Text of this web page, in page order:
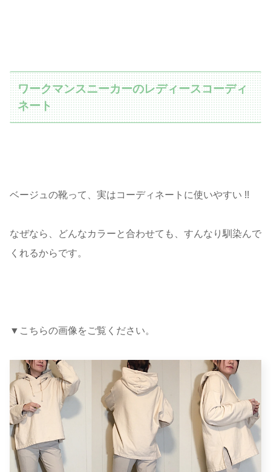
ワークマンスニーカーのレディースコーディ
ネート
ベージュの靴って、実はコーディネートに使いやすい !!
なぜなら、どんなカラーと合わせても、すんなり馴染んで
くれるからです。
▼こちらの画像をご覧ください。